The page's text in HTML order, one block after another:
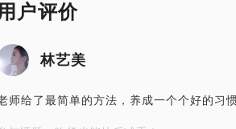
彩蛋：现场体验食物的健康打开方式
户评价
林艺美
师给了最简单的方法，养成一个个好的习